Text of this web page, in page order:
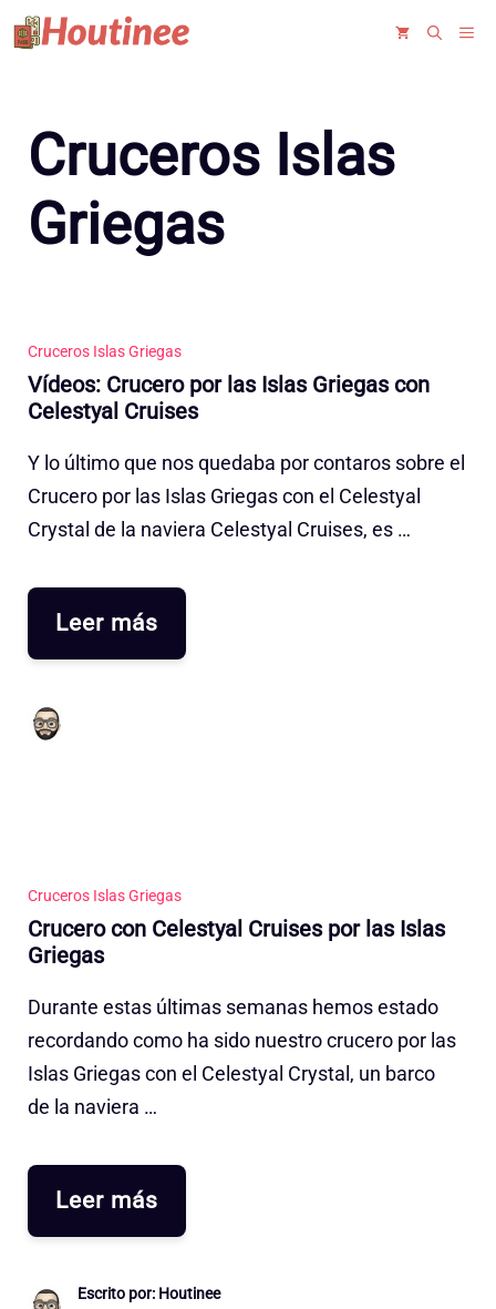
Saltar
al
Cruceros Islas
Griegas
Cruceros Islas Griegas
Vídeos: Crucero por las Islas Griegas con
Celestyal Cruises
Y lo último que nos quedaba por contaros sobre el
Crucero por las Islas Griegas con el Celestyal
Crystal de la naviera Celestyal Cruises, es …
Leer más
Cruceros Islas Griegas
Crucero con Celestyal Cruises por las Islas
Griegas
Durante estas últimas semanas hemos estado
recordando como ha sido nuestro crucero por las
Islas Griegas con el Celestyal Crystal, un barco
de la naviera …
Leer más
Escrito por: Houtinee